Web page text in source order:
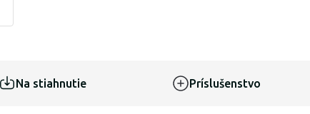
Na stiahnutie Príslušenstvo